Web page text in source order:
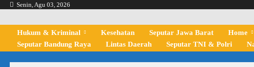
Skip
content
Senin, Agu 03, 2026
Hukum & Kriminal Kesehatan Seputar Jawa Barat Home
Seputar Bandung Raya
Lintas Daerah Seputar TNI & Polri